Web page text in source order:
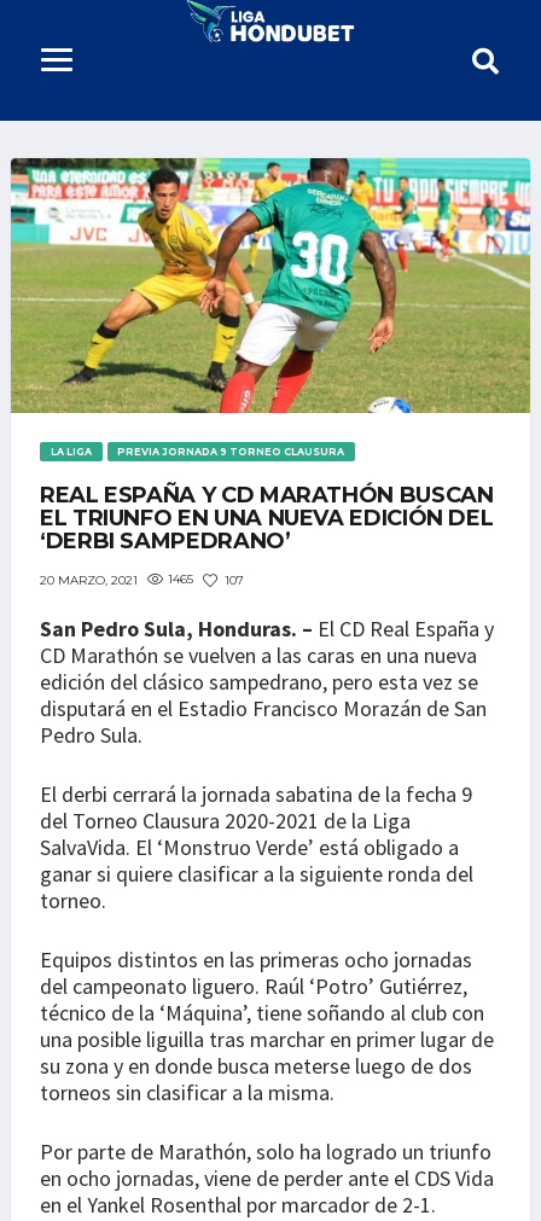
LA LIGA PREVIA JORNADA 9 TORNEO CLAUSURA
REAL ESPAÑA Y CD MARATHÓN BUSCAN
EL TRIUNFO EN UNA NUEVA EDICIÓN DEL
‘DERBI SAMPEDRANO’
20 MARZO, 2021 1465 107
San Pedro Sula, Honduras. – El CD Real España y
CD Marathón se vuelven a las caras en una nueva
edición del clásico sampedrano, pero esta vez se
disputará en el Estadio Francisco Morazán de San
Pedro Sula.
El derbi cerrará la jornada sabatina de la fecha 9
del Torneo Clausura 2020-2021 de la Liga
SalvaVida. El ‘Monstruo Verde’ está obligado a
ganar si quiere clasificar a la siguiente ronda del
torneo.
Equipos distintos en las primeras ocho jornadas
del campeonato liguero. Raúl ‘Potro’ Gutiérrez,
técnico de la ‘Máquina’, tiene soñando al club con
una posible liguilla tras marchar en primer lugar de
su zona y en donde busca meterse luego de dos
torneos sin clasificar a la misma.
Por parte de Marathón, solo ha logrado un triunfo
en ocho jornadas, viene de perder ante el CDS Vida
en el Yankel Rosenthal por marcador de 2-1.